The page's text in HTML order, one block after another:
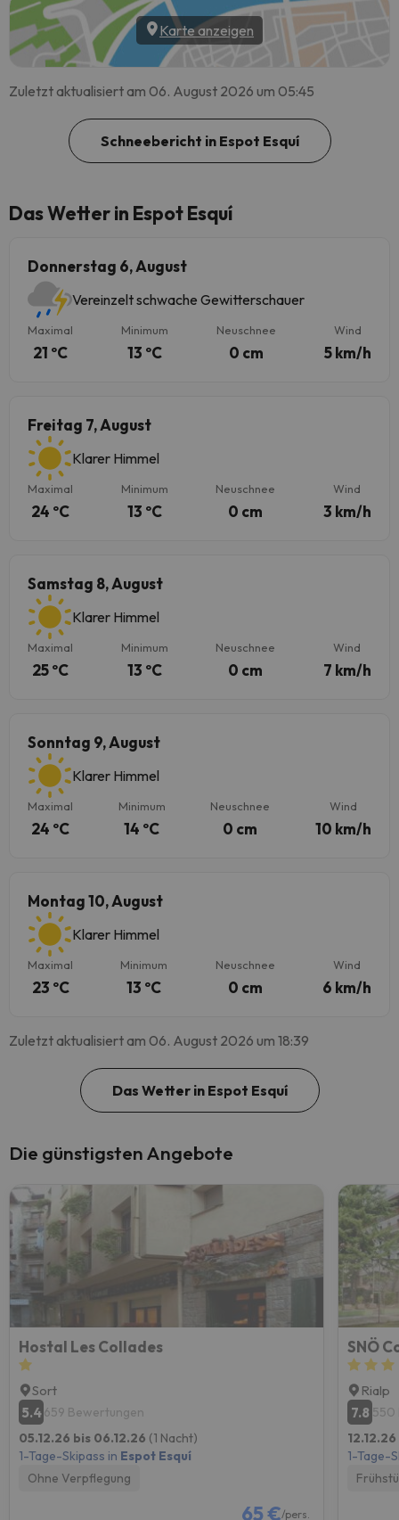
Karte anzeigen
Zuletzt aktualisiert am 06. August 2026 um 05:45
Schneebericht in Espot Esquí
Das Wetter in Espot Esquí
Donnerstag 6, August
Vereinzelt schwache Gewitterschauer
Maximal
21 ºC
Minimum
13 ºC
Neuschnee
0 cm
Wind
5 km/h
Freitag 7, August
Klarer Himmel
Maximal
24 ºC
Minimum
13 ºC
Neuschnee
0 cm
Wind
3 km/h
Samstag 8, August
Klarer Himmel
Maximal
25 ºC
Minimum
13 ºC
Neuschnee
0 cm
Wind
7 km/h
Sonntag 9, August
Klarer Himmel
Maximal
24 ºC
Minimum
14 ºC
Neuschnee
0 cm
Wind
10 km/h
Montag 10, August
Klarer Himmel
Maximal
23 ºC
Minimum
13 ºC
Neuschnee
0 cm
Wind
6 km/h
Zuletzt aktualisiert am 06. August 2026 um 18:39
Das Wetter in Espot Esquí
Die günstigsten Angebote
Hostal Les Collades
Sort
5.4659 Bewertungen
05.12.26 bis 06.12.26 (1 Nacht)
1-Tage-Skipass in Espot Esquí
Ohne Verpflegung
65 €/pers.
SNÖ
Rialp
7.8 550
1-Tage-